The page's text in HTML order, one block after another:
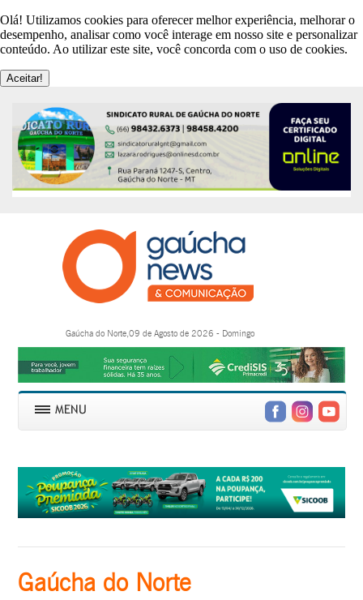
Olá! Utilizamos cookies para oferecer melhor experiência, melhorar o
desempenho, analisar como você interage em nosso site e personalizar
conteúdo. Ao utilizar este site, você concorda com o uso de cookies.
Aceitar!
Gaúcha do Norte,09 de Agosto de 2026 - Domingo
Gaúcha do Norte